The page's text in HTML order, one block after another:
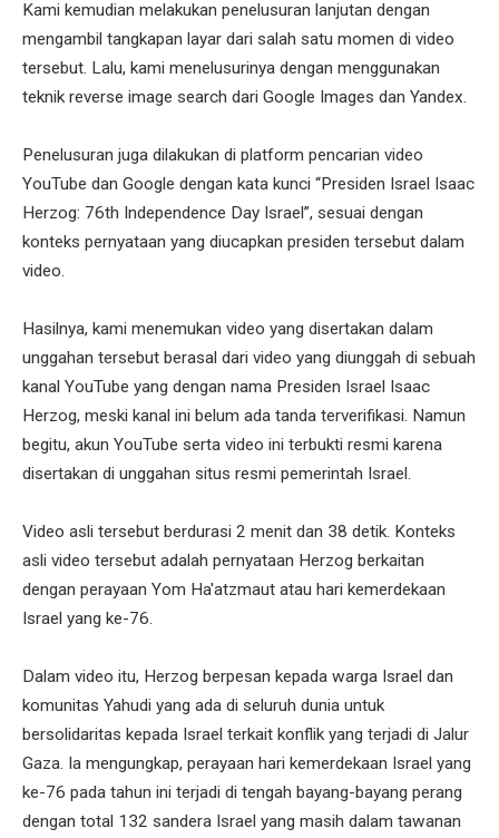
Kami kemudian melakukan penelusuran lanjutan dengan
mengambil tangkapan layar dari salah satu momen di video
tersebut. Lalu, kami menelusurinya dengan menggunakan
teknik reverse image search dari Google Images dan Yandex.
Penelusuran juga dilakukan di platform pencarian video
YouTube dan Google dengan kata kunci “Presiden Israel Isaac
Herzog: 76th Independence Day Israel”, sesuai dengan
konteks pernyataan yang diucapkan presiden tersebut dalam
video.
Hasilnya, kami menemukan video yang disertakan dalam
unggahan tersebut berasal dari video yang diunggah di sebuah
kanal YouTube yang dengan nama Presiden Israel Isaac
Herzog, meski kanal ini belum ada tanda terverifikasi. Namun
begitu, akun YouTube serta video ini terbukti resmi karena
disertakan di unggahan situs resmi pemerintah Israel.
Video asli tersebut berdurasi 2 menit dan 38 detik. Konteks
asli video tersebut adalah pernyataan Herzog berkaitan
dengan perayaan Yom Ha'atzmaut atau hari kemerdekaan
Israel yang ke-76.
Dalam video itu, Herzog berpesan kepada warga Israel dan
komunitas Yahudi yang ada di seluruh dunia untuk
bersolidaritas kepada Israel terkait konflik yang terjadi di Jalur
Gaza. Ia mengungkap, perayaan hari kemerdekaan Israel yang
ke-76 pada tahun ini terjadi di tengah bayang-bayang perang
dengan total 132 sandera Israel yang masih dalam tawanan